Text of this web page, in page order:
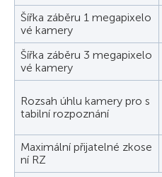
Šířka záběru 1 megapixelo
vé kamery
Šířka záběru 3 megapixelo
vé kamery
Rozsah úhlu kamery pro s
tabilní rozpoznání
Maximální přijatelné zkose
ní RZ